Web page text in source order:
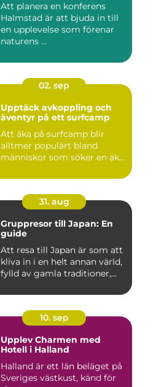
Att planera en konferens
Halmstad är att bjuda in till
en upplevelse som förenar
naturens ...
02. sep
Upptäck avkoppling och
äventyr på ett surfcamp
Att åka på surfcamp blir
alltmer populärt bland
människor som söker en ak...
31. aug
Gruppresor till Japan: En
guide
Att resa till Japan är som att
kliva in i en helt annan värld,
fylld av gamla traditioner,...
10. sep
Upplev Charmen med
Hotell i Halland
Halland är ett län beläget på
Sveriges västkust, känd för